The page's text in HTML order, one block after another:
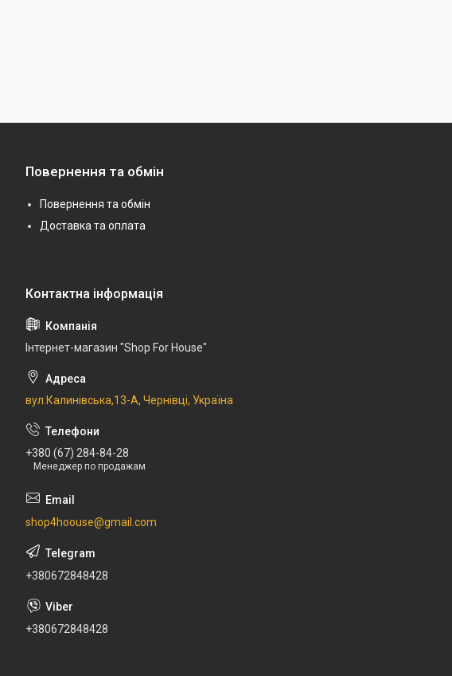
Повернення та обмін
Повернення та обмін
Доставка та оплата
Інтернет-магазин "Shop For House"
вул.Калинівська,13-А, Чернівці, Україна
+380 (67) 284-84-28
Менеджер по продажам
shop4hoouse@gmail.com
+380672848428
+380672848428